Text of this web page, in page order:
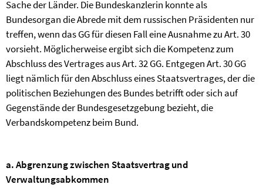
Sache der Länder. Die Bundeskanzlerin konnte als
Bundesorgan die Abrede mit dem russischen Präsidenten nur
treffen, wenn das GG für diesen Fall eine Ausnahme zu Art. 30
vorsieht. Möglicherweise ergibt sich die Kompetenz zum
Abschluss des Vertrages aus Art. 32 GG. Entgegen Art. 30 GG
liegt nämlich für den Abschluss eines Staatsvertrages, der die
politischen Beziehungen des Bundes betrifft oder sich auf
Gegenstände der Bundesgesetzgebung bezieht, die
Verbandskompetenz beim Bund.
a. Abgrenzung zwischen Staatsvertrag und
Verwaltungsabkommen